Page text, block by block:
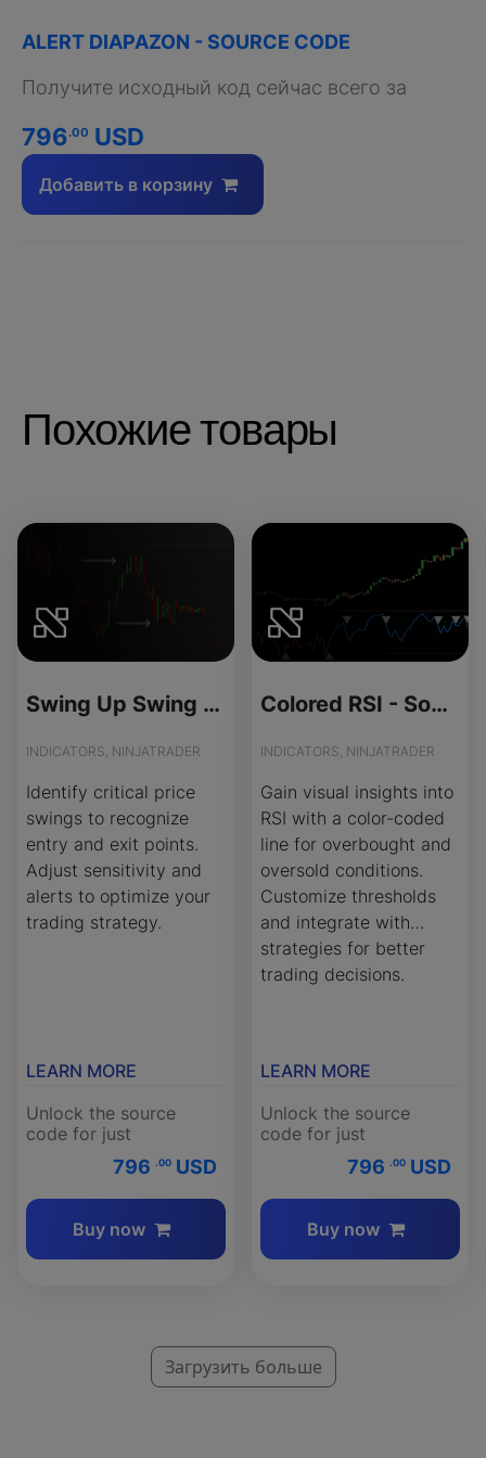
ALERT DIAPAZON - SOURCE CODE
Получите исходный код сейчас всего за
796.00 USD
Добавить в корзину
Похожие товары
Swing Up Swing Down - Source Code
INDICATORS, NINJATRADER
Identify critical price
swings to recognize
entry and exit points.
Adjust sensitivity and
alerts to optimize your
trading strategy.
LEARN MORE
Unlock the source
code for just
796 .00 USD
Buy now
Colored RSI - Source Code
INDICATORS, NINJATRADER
Gain visual insights into
RSI with a color-coded
line for overbought and
oversold conditions.
Customize thresholds
and integrate with
strategies for better
trading decisions.
LEARN MORE
Unlock the source
code for just
796 .00 USD
Buy now
Загрузить больше